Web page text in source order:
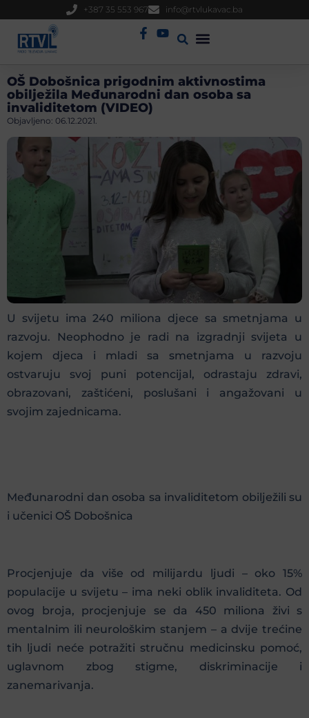
+387 35 553 967 info@rtvlukavac.ba
OŠ Dobošnica prigodnim aktivnostima
obilježila Međunarodni dan osoba sa
invaliditetom (VIDEO)
Objavljeno: 06.12.2021.
U svijetu ima 240 miliona djece sa smetnjama u
razvoju. Neophodno je radi na izgradnji svijeta u
kojem djeca i mladi sa smetnjama u razvoju
ostvaruju svoj puni potencijal, odrastaju zdravi,
obrazovani, zaštićeni, poslušani i angažovani u
svojim zajednicama.
Međunarodni dan osoba sa invaliditetom obilježili su
i učenici OŠ Dobošnica
Procjenjuje da više od milijardu ljudi – oko 15%
populacije u svijetu – ima neki oblik invaliditeta. Od
ovog broja, procjenjuje se da 450 miliona živi s
mentalnim ili neurološkim stanjem – a dvije trećine
tih ljudi neće potražiti stručnu medicinsku pomoć,
uglavnom zbog stigme, diskriminacije i
zanemarivanja.